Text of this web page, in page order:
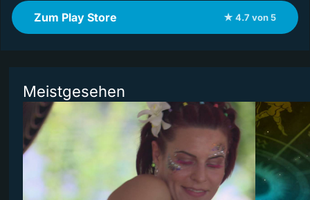
Zum Play Store ★ 4.7 von 5
Meistgesehen